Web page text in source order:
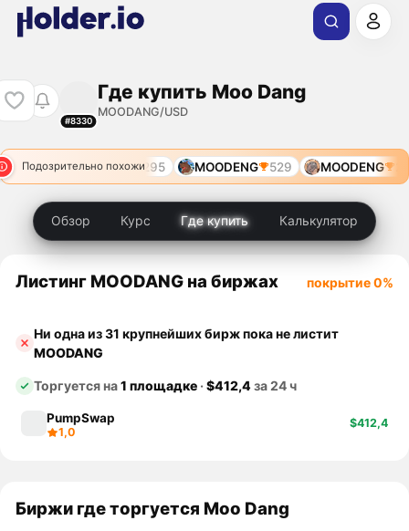
#8330
Где купить Moo Dang
MOODANG/USD
Подозрительно похожи
MOODUANG 11295 MOODENG 529 MOODENG
Обзор Курс Где купить Калькулятор
Листинг MOODANG на биржах покрытие 0%
Ни одна из 31 крупнейших бирж пока не листит
MOODANG
Торгуется на1 площадке ·$412,4за 24 ч
PumpSwap
1,0
$412,4
Биржи где торгуется Moo Dang